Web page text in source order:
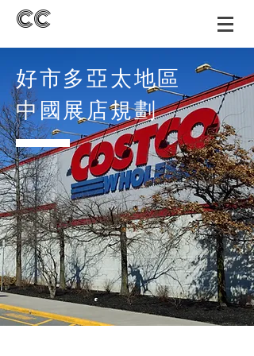
CC
好市多亞太地區
​中國展店規劃